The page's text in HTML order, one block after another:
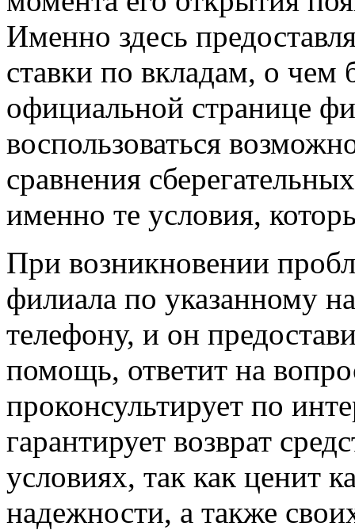
Именно здесь
ставки по вкладам, о
официальной странице
воспользоваться
сравнения
именно те условия,
При возникновении
филиала по указанному
телефону, и он
помощь, ответит на
проконсультирует по
гарантирует возврат
условиях, так как ценит
надежности, а также